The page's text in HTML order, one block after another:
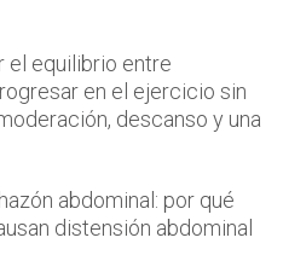
el equilibrio entre
en el ejercicio sin
descanso y una